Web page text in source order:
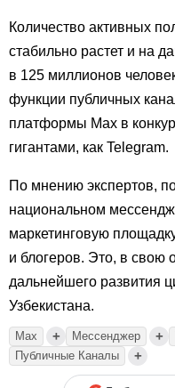
Количество активных
стабильно растет и на
в 125 миллионов
функции публичных
платформы Max в
гигантами, как Telegram.
По мнению экспертов,
национальном
маркетинговую
и блогеров. Это, в свою
дальнейшего развития
Узбекистана.
Max + Мессенджер +
Публичные Каналы +